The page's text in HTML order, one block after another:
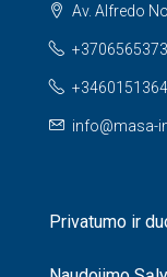
Av. Alfredo
info@masa-
Privatumo ir